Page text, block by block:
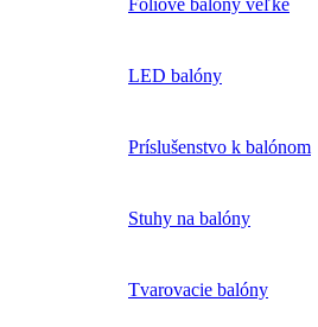
LED balóny
Príslušenstvo k balónom
Stuhy na balóny
Tvarovacie balóny